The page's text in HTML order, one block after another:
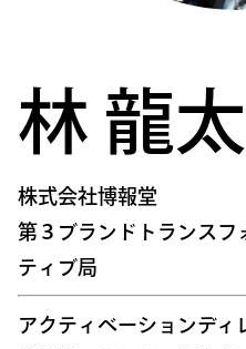
林 龍
株式会社博報堂
第３ブランドトランスフ
ティブ局
アクティベーションディ